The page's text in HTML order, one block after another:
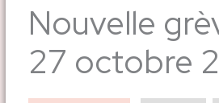
Nouvelle
27 octobre